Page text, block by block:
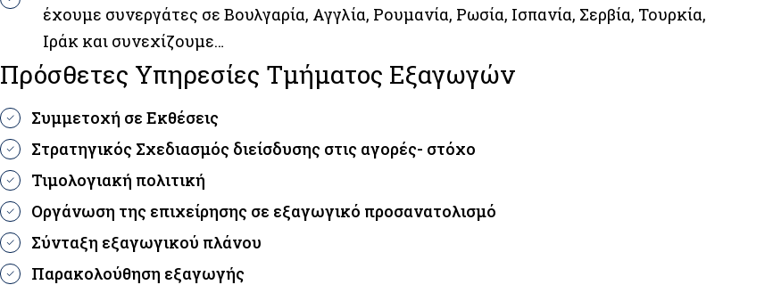
έχουμε συνεργάτες σε Βουλγαρία, Αγγλία, Ρουμανία, Ρωσία, Ισπανία, Σερβία, Τουρκία,
Ιράκ και συνεχίζουμε…
Πρόσθετες Υπηρεσίες Τμήματος Εξαγωγών
Συμμετοχή σε Εκθέσεις
Στρατηγικός Σχεδιασμός διείσδυσης στις αγορές- στόχο
Τιμολογιακή πολιτική
Οργάνωση της επιχείρησης σε εξαγωγικό προσανατολισμό
Σύνταξη εξαγωγικού πλάνου
Παρακολούθηση εξαγωγής